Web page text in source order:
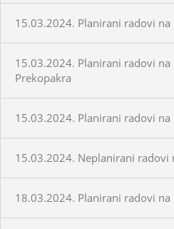
15.03.2024. Planirani radovi
15.03.2024. Planirani radovi
Prekopakra
15.03.2024. Planirani radovi
15.03.2024. Neplanirani radovi
18.03.2024. Planirani radovi